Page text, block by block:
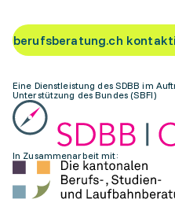
berufsberatung.ch
Eine Dienstleistung des SDBB im
Unterstützung des Bundes (SBFI)
In Zusammenarbeit mit: